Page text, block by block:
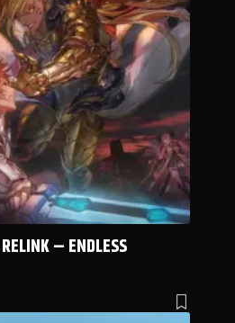
– ENDLESS